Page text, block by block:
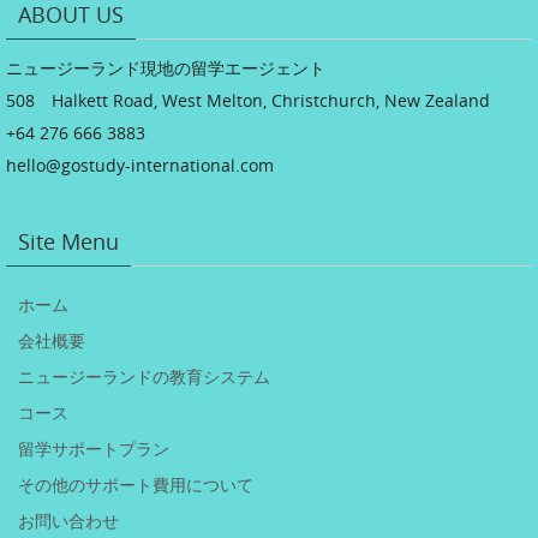
ABOUT US
ニュージーランド現地の留学エージェント
508 Halkett Road, West Melton, Christchurch, New Zealand
+64 276 666 3883
hello@gostudy-international.com
Site Menu
ホーム
会社概要
ニュージーランドの教育システム
コース
留学サポートプラン
その他のサポート費用について
お問い合わせ